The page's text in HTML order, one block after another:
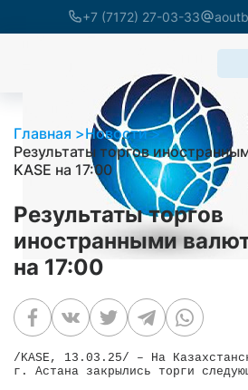
+7 (7172) 27-03-33
Главная
Новости
Результаты торгов
KASE на 17:00
Результаты торгов
иностранными
на 17:00
/KASE, 13.03.25/ – На
г. Астана закрылись торги